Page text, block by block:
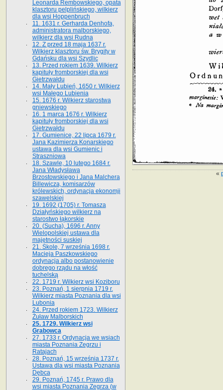
«
Leonarda Rembowskiego, opata
klasztoru pelplińskiego, wilkierz
dla wsi Hoppenbruch
11. 1631 r. Gerharda Denhofa,
administratora malborskiego,
wilkierz dla wsi Rudna
12. Z przed 18 maja 1637 r.
Wilkierz klasztoru św. Brygity w
Gdańsku dla wsi Szydlic
13. Przed rokiem 1639. Wilkierz
kapituły fromborskiej dla wsi
Gietrzwałdu
14. Mały Lubień, 1650 r. Wilkierz
wsi Małego Lubienia
15. 1676 r. Wilkierz starostwa
gniewskiego
16. 1 marca 1676 r. Wilkierz
kapituły fromborskiej dla wsi
Gietrzwałdu
17. Gumienice, 22 lipca 1679 r.
Jana Kazimierza Konarskiego
ustawa dla wsi Gumienic i
Straszniowa
18. Szawle, 10 lutego 1684 r.
Jana Władysława
Brzostowskiego i Jana Malchera
Billewicza, komisarzów
królewskich, ordynacja ekonomji
szawelskiej
19. 1692 (1705) r. Tomasza
Działyńskiego wilkierz na
starostwo łąkorskie
20. (Sucha), 1696 r. Anny
Wielopolskiej ustawa dla
majętności suskiej
21. Skole, 7 września 1698 r.
Macieja Paszkowskiego
ordynacja albo postanowienie
dobrego rządu na włość
tuchelską
22. 1719 r. Wilkierz wsi Koziboru
23. Poznań, 1 sierpnia 1719 r.
Wilkierz miasta Poznania dla wsi
Lubonia
24. Przed rokiem 1723. Wilkierz
Żuław Malborskich
25. 1729. Wilkierz wsi
Grabowca
27. 1733 r. Ordynacja we wsiach
miasta Poznania Zegrzu i
Ratajach
28. Poznań, 15 września 1737 r.
Ustawa dla wsi miasta Poznania
Dębca
29. Poznań, 1745 r. Prawo dla
wsi miasta Poznania Zegrza (w